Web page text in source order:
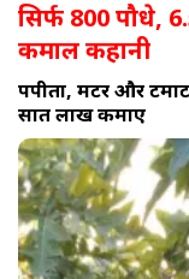
सिर्फ 800 पौधे,
कमाल कहानी
पपीता, मटर और
सात लाख कमाए